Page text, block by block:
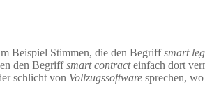
Beispiel Stimmen, die den Begriffsmart
den Begriffsmart contracteinfach dort
schlicht von Vollzugssoftware sprechen,